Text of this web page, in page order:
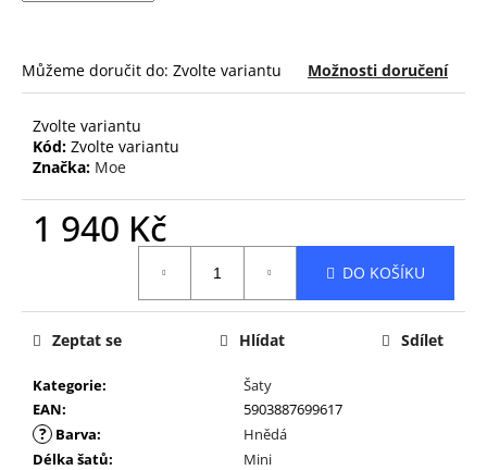
Můžeme doručit do: Zvolte variantu Možnosti doručení
Zvolte variantu
Kód: Zvolte variantu
Značka: Moe
1 940 Kč
DO KOŠÍKU
Kategorie:
Šaty
EAN: 5903887699617
? Barva:
Hnědá
Délka šatů:
Mini
Zeptat se Hlídat Sdílet